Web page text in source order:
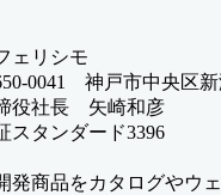
ェリシモ
0041 神戸市中央区
役社長 矢崎和彦
スタンダード3396
発商品をカタログやウ